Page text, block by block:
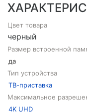
Цвет товара
черный
Размер встроенной
да
Тип устройства
ТВ-приставка
Максимальное
4K UHD